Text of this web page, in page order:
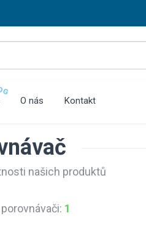
O nás Kontakt
našich produktů
1